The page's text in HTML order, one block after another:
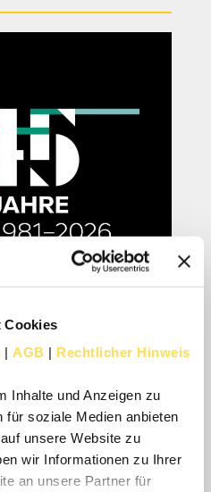
Cookies
| AGB | Rechtlicher Hinweis
Inhalte und Anzeigen zu
für soziale Medien anbieten
unsere Website zu
wir Informationen zu Ihrer
an unsere Partner für
, Planungs- und